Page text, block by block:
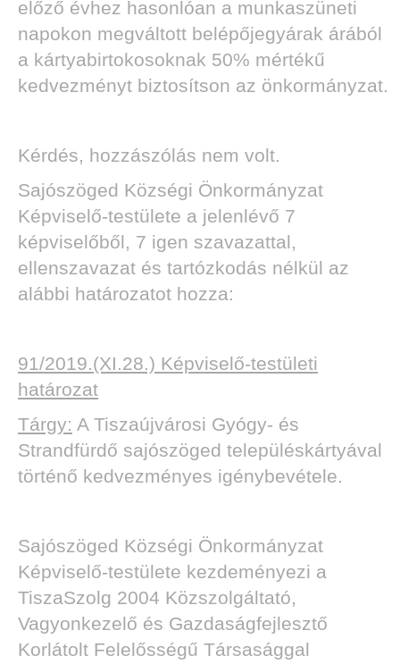
előző évhez hasonlóan a munkaszüneti
napokon megváltott belépőjegyárak árából
a kártyabirtokosoknak 50% mértékű
kedvezményt biztosítson az önkormányzat.
Kérdés, hozzászólás nem volt.
Sajószöged Községi Önkormányzat
Képviselő-testülete a jelenlévő 7
képviselőből, 7 igen szavazattal,
ellenszavazat és tartózkodás nélkül az
alábbi határozatot hozza:
91/2019.(XI.28.) Képviselő-testületi
határozat
Tárgy: A Tiszaújvárosi Gyógy- és
Strandfürdő sajószöged településkártyával
történő kedvezményes igénybevétele.
Sajószöged Községi Önkormányzat
Képviselő-testülete kezdeményezi a
TiszaSzolg 2004 Közszolgáltató,
Vagyonkezelő és Gazdaságfejlesztő
Korlátolt Felelősségű Társasággal